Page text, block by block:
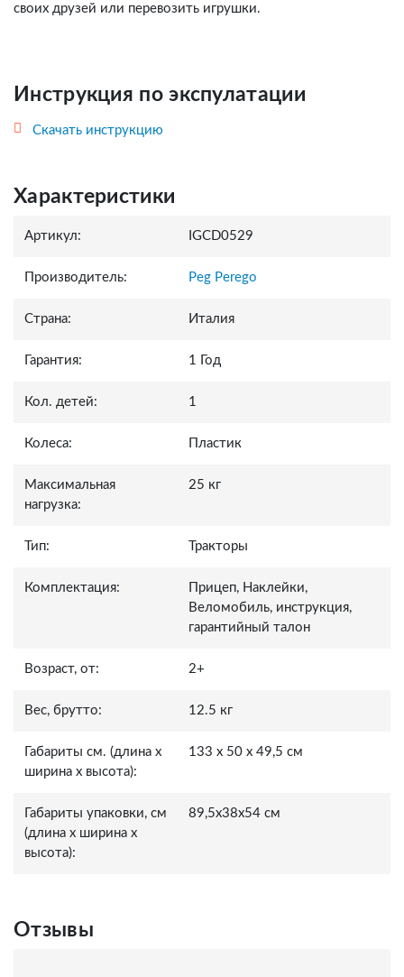
своих друзей или перевозить игрушки.
Инструкция по экспулатации
Скачать инструкцию
Характеристики
Артикул: IGCD0529
Производитель: Peg Perego
Страна: Италия
Гарантия: 1 Год
Кол. детей: 1
Колеса: Пластик
Максимальная
нагрузка:
25 кг
Тип: Тракторы
Комплектация:
Прицеп, Наклейки,
Веломобиль, инструкция,
гарантийный талон
Возраст, от: 2+
Вес, брутто: 12.5 кг
Габариты см. (длина x
ширина x высота):
133 x 50 x 49,5 см
Габариты упаковки, см
(длина x ширина x
высота):
89,5х38х54 см
Отзывы